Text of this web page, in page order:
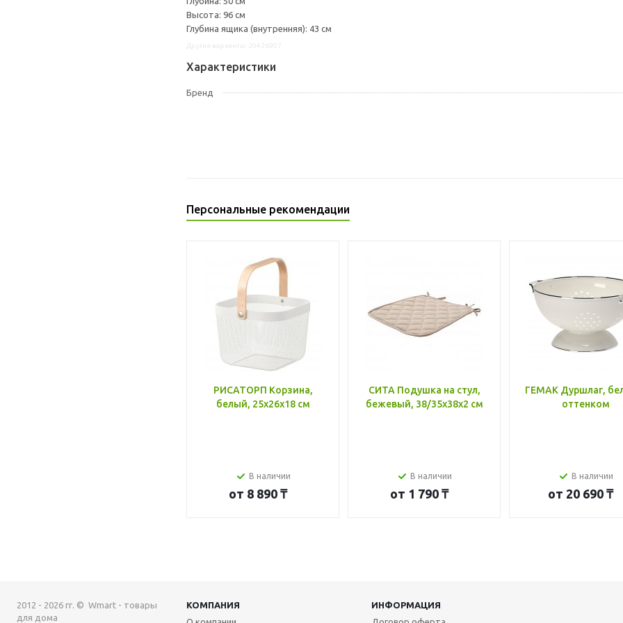
Высота: 96 см
Глубина ящика (внутренняя): 43 см
Характеристики
Бренд
Персональные рекомендации
РИСАТОРП Корзина,
белый, 25x26x18 см
В наличии
от 8 890 ₸
СИТА Подушка на стул,
бежевый, 38/35x38x2 см
В наличии
от 1 790 ₸
ГЕМАК Дуршлаг,
оттенком
В наличии
от 20 690 ₸
2012 - 2026 гг. © Wmart - товары
для дома
КОМПАНИЯ
ИНФОРМАЦИЯ